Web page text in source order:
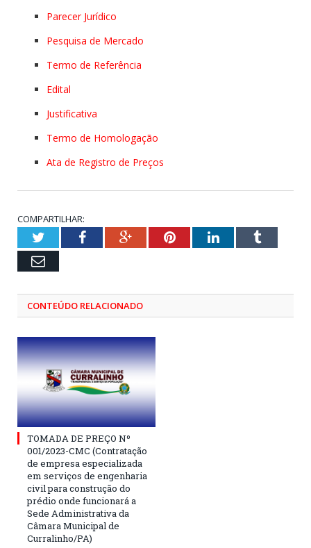
Parecer Jurídico
Pesquisa de Mercado
Termo de Referência
Edital
Justificativa
Termo de Homologação
Ata de Registro de Preços
COMPARTILHAR:
TwitterFacebookGoogle+PinterestLinkedInTumblr
Email
CONTEÚDO RELACIONADO
TOMADA DE PREÇO Nº
001/2023-CMC (Contratação
de empresa especializada
em serviços de engenharia
civil para construção do
prédio onde funcionará a
Sede Administrativa da
Câmara Municipal de
Curralinho/PA)